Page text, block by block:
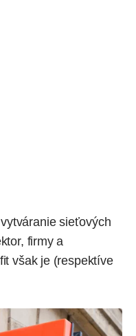
sieťových
firmy a
však je (respektíve